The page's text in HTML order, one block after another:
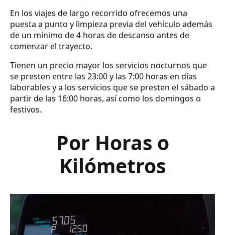
En los viajes de largo recorrido ofrecemos una
puesta a punto y limpieza previa del vehículo además
de un mínimo de 4 horas de descanso antes de
comenzar el trayecto.
Tienen un precio mayor los servicios nocturnos que
se presten entre las 23:00 y las 7:00 horas en días
laborables y a los servicios que se presten el sábado a
partir de las 16:00 horas, así como los domingos o
festivos.
Por Horas o
Kilómetros